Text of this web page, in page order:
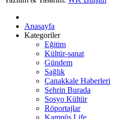
Anasayfa
Kategoriler
Eğitim
Kültür-sanat
Gündem
Sağlık
Çanakkale Haberleri
Şehrin Burada
Sosyo Kültür
Röportajlar
Kampüs Life